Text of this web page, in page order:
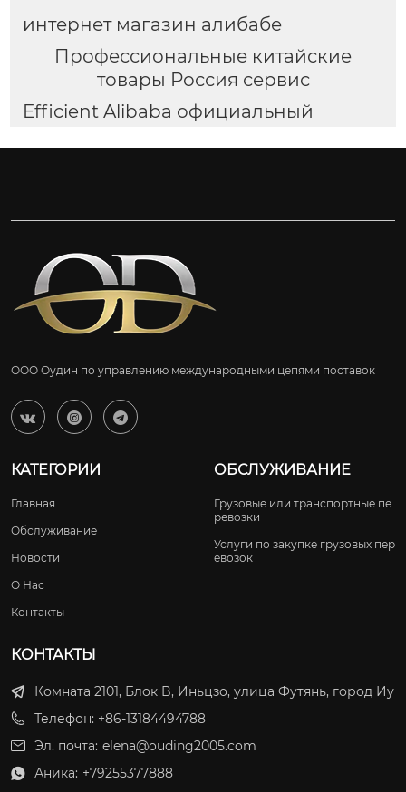
интернет магазин алибабе
Профессиональные китайские
товары Россия сервис
Efficient Alibaba официальный
ООО Оудин по управлению международными цепями поставок
  
КАТЕГОРИИ
Главная
Обслуживание
Новости
О Нас
Контакты
ОБСЛУЖИВАНИЕ
Грузовые или транспортные пе
ревозки
Услуги по закупке грузовых пер
евозок
КОНТАКТЫ
Комната 2101, Блок B, Иньцзо, улица Футянь, город Иу
Телефон: +86-13184494788
Эл. почта: elena@ouding2005.com
 Аника: +79255377888